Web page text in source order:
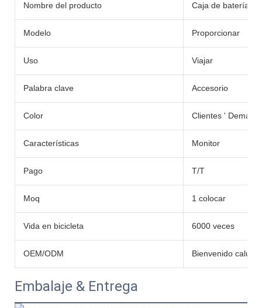
Nombre del producto Caja de batería
Modelo Proporcionar
Uso Viajar
Palabra clave Accesorio
Color Clientes '
Características Monitor
Pago T/T
Moq 1 colocar
Vida en bicicleta 6000 veces
OEM/ODM Bienvenido
Embalaje & Entrega